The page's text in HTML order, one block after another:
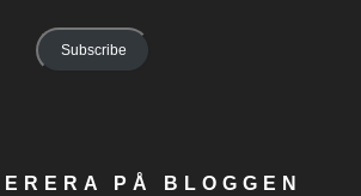
Subscribe
PÅ BLOGGEN